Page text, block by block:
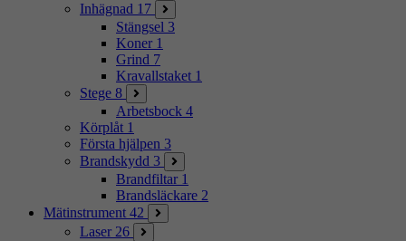
Inhägnad 17
Stängsel 3
Koner 1
Grind 7
Kravallstaket 1
Stege 8
Arbetsbock 4
Körplåt 1
Första hjälpen 3
Brandskydd 3
Brandfiltar 1
Brandsläckare 2
Mätinstrument 42
Laser 26